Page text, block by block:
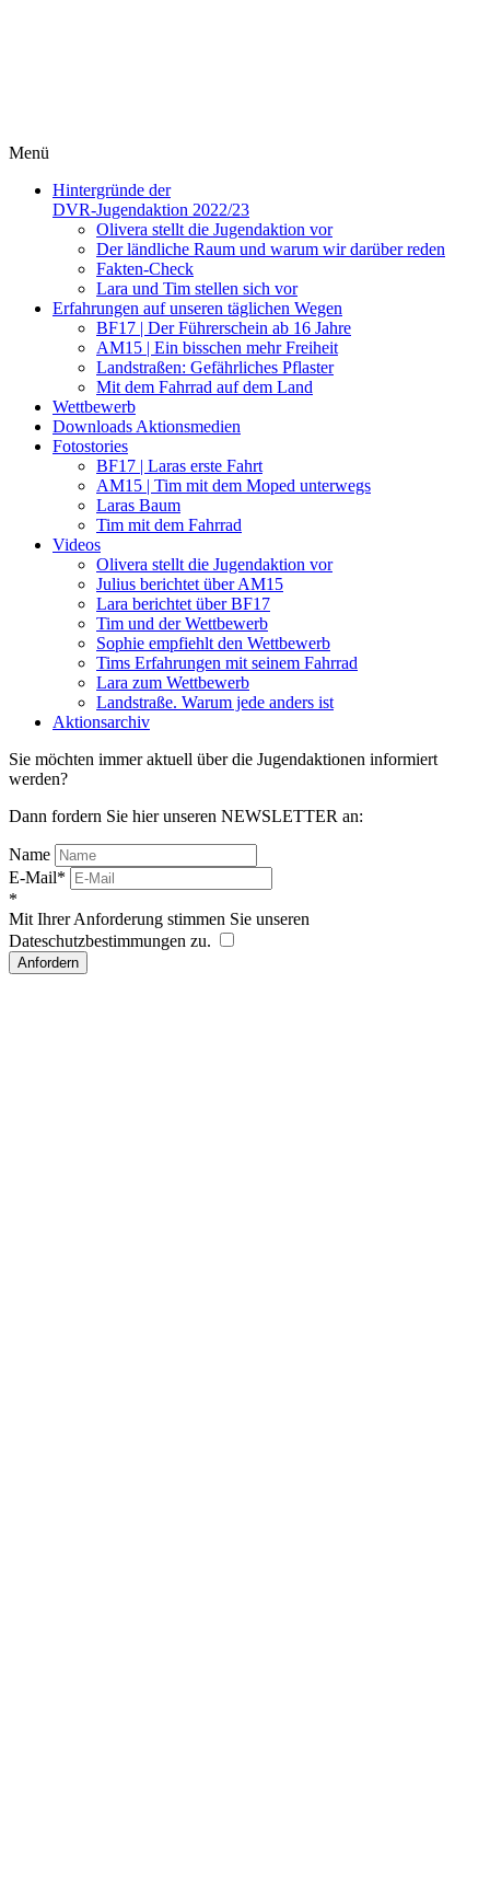
Menü
Hintergründe der
DVR-Jugendaktion 2022/23
Olivera stellt die Jugendaktion vor
Der ländliche Raum und warum wir darüber reden
Fakten-Check
Lara und Tim stellen sich vor
Erfahrungen auf unseren täglichen Wegen
BF17 | Der Führerschein ab 16 Jahre
AM15 | Ein bisschen mehr Freiheit
Landstraßen: Gefährliches Pflaster
Mit dem Fahrrad auf dem Land
Wettbewerb
Downloads Aktionsmedien
Fotostories
BF17 | Laras erste Fahrt
AM15 | Tim mit dem Moped unterwegs
Laras Baum
Tim mit dem Fahrrad
Videos
Olivera stellt die Jugendaktion vor
Julius berichtet über AM15
Lara berichtet über BF17
Tim und der Wettbewerb
Sophie empfiehlt den Wettbewerb
Tims Erfahrungen mit seinem Fahrrad
Lara zum Wettbewerb
Landstraße. Warum jede anders ist
Aktionsarchiv
Sie möchten immer aktuell über die Jugendaktionen informiert
werden?
Dann fordern Sie hier unseren NEWSLETTER an:
Name
E-Mail*
*
Mit Ihrer Anforderung stimmen Sie unseren
Dateschutzbestimmungen zu.
Anfordern